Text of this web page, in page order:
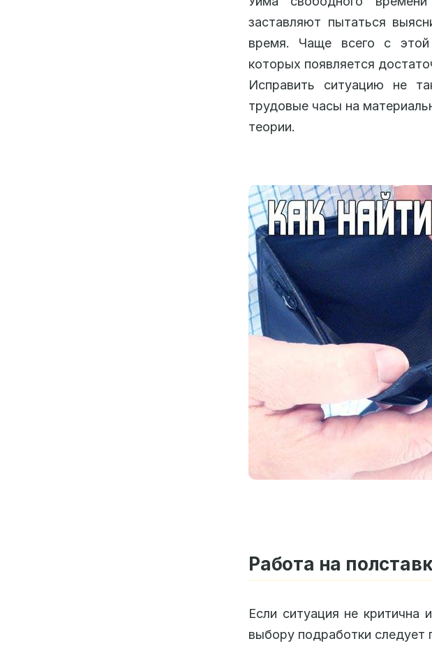
заставляют пытаться
время. Чаще всего с этой
которых появляется
Исправить ситуацию не
трудовые часы на
теории.
Работа на
Если ситуация не критична
выбору подработки следует